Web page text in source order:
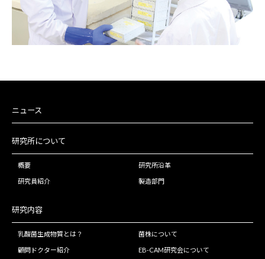
ニュース
研究所について
概要 研究所沿革
研究員紹介 製造部門
研究内容
乳酸菌生成物質とは？ 菌株について
顧問ドクター紹介 EB-CAM研究会について